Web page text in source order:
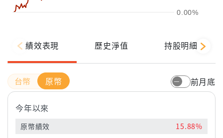
0.00%
績效表現 歷史淨值 持股明細
原幣 前月底
今年以來
原幣績效
15.88%